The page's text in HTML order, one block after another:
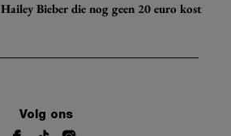
Bieber die nog geen 20 euro kost
Volg ons